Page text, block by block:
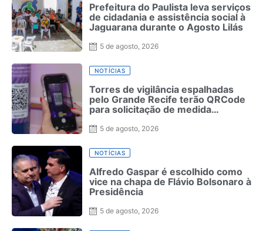
Prefeitura do Paulista leva serviços
de cidadania e assistência social à
Jaguarana durante o Agosto Lilás
5 de agosto, 2026
NOTÍCIAS
Torres de vigilância espalhadas
pelo Grande Recife terão QRCode
para solicitação de medida
5 de agosto, 2026
NOTÍCIAS
Alfredo Gaspar é escolhido como
vice na chapa de Flávio Bolsonaro à
Presidência
5 de agosto, 2026